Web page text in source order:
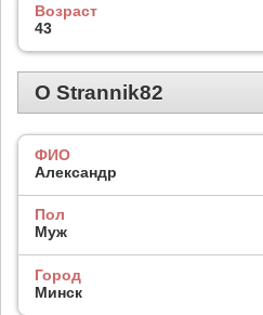
Возраст
43
О Strannik82
ФИО
Александр
Пол
Муж
Город
Минск